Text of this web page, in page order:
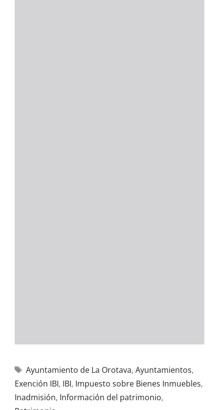
Ayuntamiento de La Orotava, Ayuntamientos,
Exención IBI, IBI, Impuesto sobre Bienes Inmuebles,
Inadmisión, Información del patrimonio,